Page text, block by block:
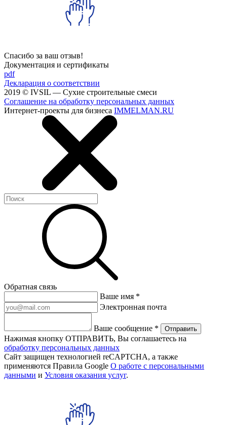
Спасибо за ваш отзыв!
Документация и сертификаты
pdf
Декларация о соответствии
2019 © IVSIL — Cухие строительные смеси
Соглашение на обработку персональных данных
Интернет-проекты для бизнеса IMMELMAN.RU
Обратная связь
Ваше имя *
Электронная почта
Ваше сообщение * Отправить
Нажимая кнопку ОТПРАВИТЬ, Вы соглашаетесь на
обработку персональных данных
Сайт защищен технологией reCAPTCHA, а также
применяются Правила Google О работе с персональными
данными и Условия оказания услуг.